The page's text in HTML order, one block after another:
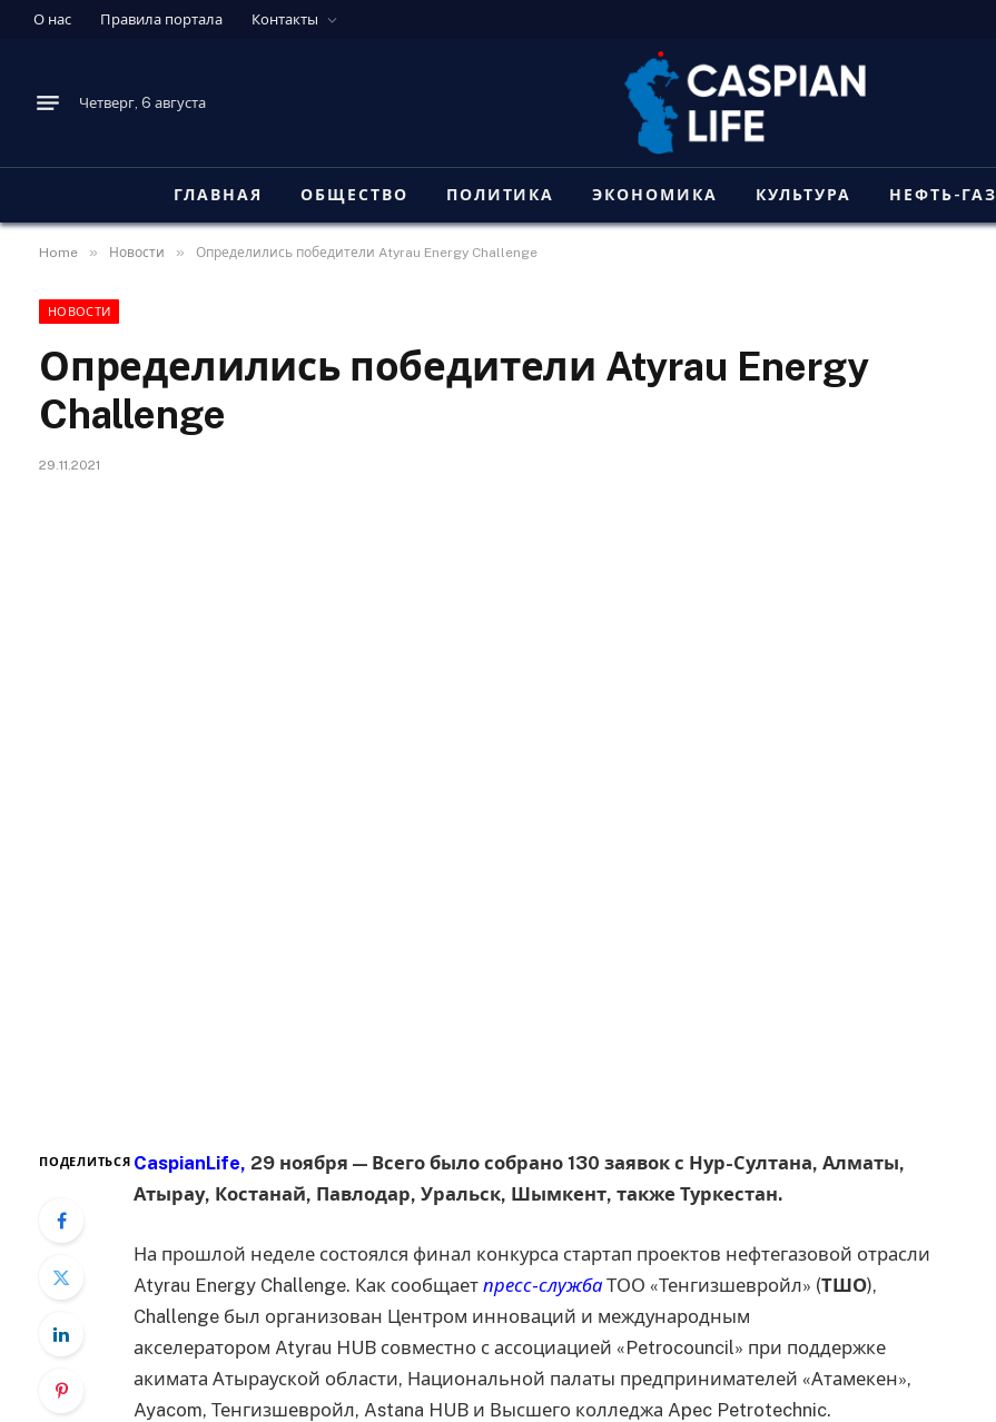
О нас Правила портала Контакты
Четверг, 6 августа
ГЛАВНАЯ ОБЩЕСТВО ПОЛИТИКА ЭКОНОМИКА КУЛЬТУРА НЕФТЬ-ГАЗ
Home » Новости » Определились победители Atyrau Energy Challenge
НОВОСТИ
Определились победители Atyrau Energy
Challenge
29.11.2021
ПОДЕЛИТЬСЯ CaspianLife, 29 ноября — Всего было собрано 130 заявок с Нур-Султана, Алматы,
Атырау, Костанай, Павлодар, Уральск, Шымкент, также Туркестан.
На прошлой неделе состоялся финал конкурса стартап проектов нефтегазовой отрасли
Atyrau Energy Challenge. Как сообщает пресс-службаТОО «Тенгизшевройл» (ТШО),
Challenge был организован Центром инноваций и международным
акселератором Atyrau HUB совместно с ассоциацией «Petrocouncil» при поддержке
акимата Атырауской области, Национальной палаты предпринимателей «Атамекен»,
Ayacom, Тенгизшевройл, Astana HUB и Высшего колледжа Apec Petrotechnic.